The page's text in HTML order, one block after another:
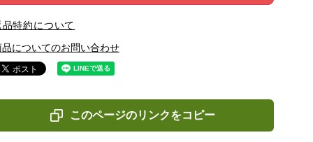
品特約について
品についてのお問い合わせ
このページのリンクをコピー